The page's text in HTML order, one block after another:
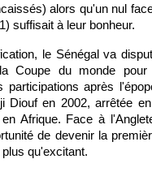
alors qu'un nul
suffisait à leur bonheur.
le Sénégal va
Coupe du monde pour
participations après
Diouf en 2002, arrêtée
Afrique. Face à
de devenir la
qu'excitant.